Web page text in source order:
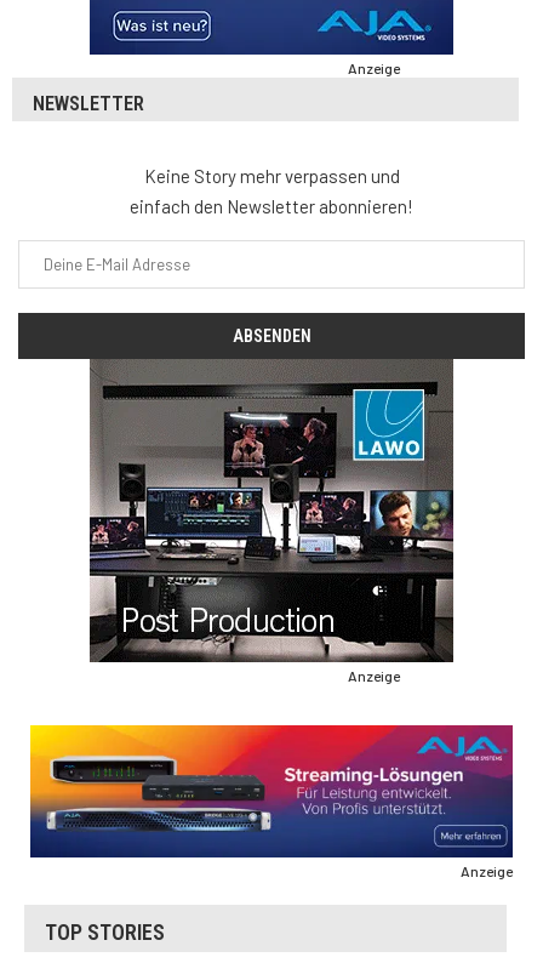
Anzeige
NEWSLETTER
Keine Story mehr verpassen und
einfach den Newsletter abonnieren!
Anzeige
Anzeige
TOP STORIES